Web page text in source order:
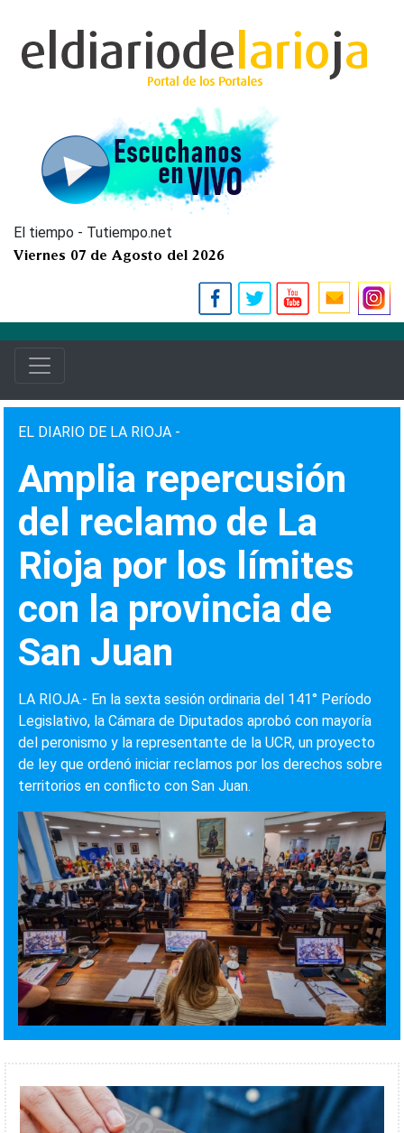
El tiempo - Tutiempo.net
Viernes 07 de Agosto del 2026
EL DIARIO DE LA RIOJA -
Amplia repercusión
del reclamo de La
Rioja por los límites
con la provincia de
San Juan
LA RIOJA.- En la sexta sesión ordinaria del 141° Período
Legislativo, la Cámara de Diputados aprobó con mayoría
del peronismo y la representante de la UCR, un proyecto
de ley que ordenó iniciar reclamos por los derechos sobre
territorios en conflicto con San Juan.